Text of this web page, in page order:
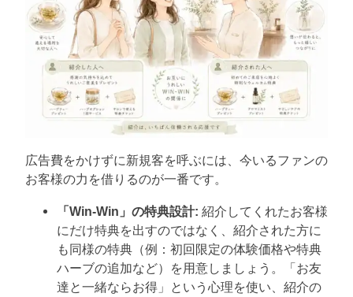
広告費をかけずに新規客を呼ぶには、今いるファンの
お客様の力を借りるのが一番です。
「Win-Win」の特典設計: 紹介してくれたお客様
にだけ特典を出すのではなく、紹介された方に
も同様の特典（例：初回限定の体験価格や特典
ハーブの追加など）を用意しましょう。「お友
達と一緒ならお得」という心理を使い、紹介の